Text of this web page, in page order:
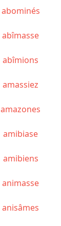
abominés
abîmasse
abîmions
amassiez
amazones
amibiase
amibiens
animasse
anisâmes